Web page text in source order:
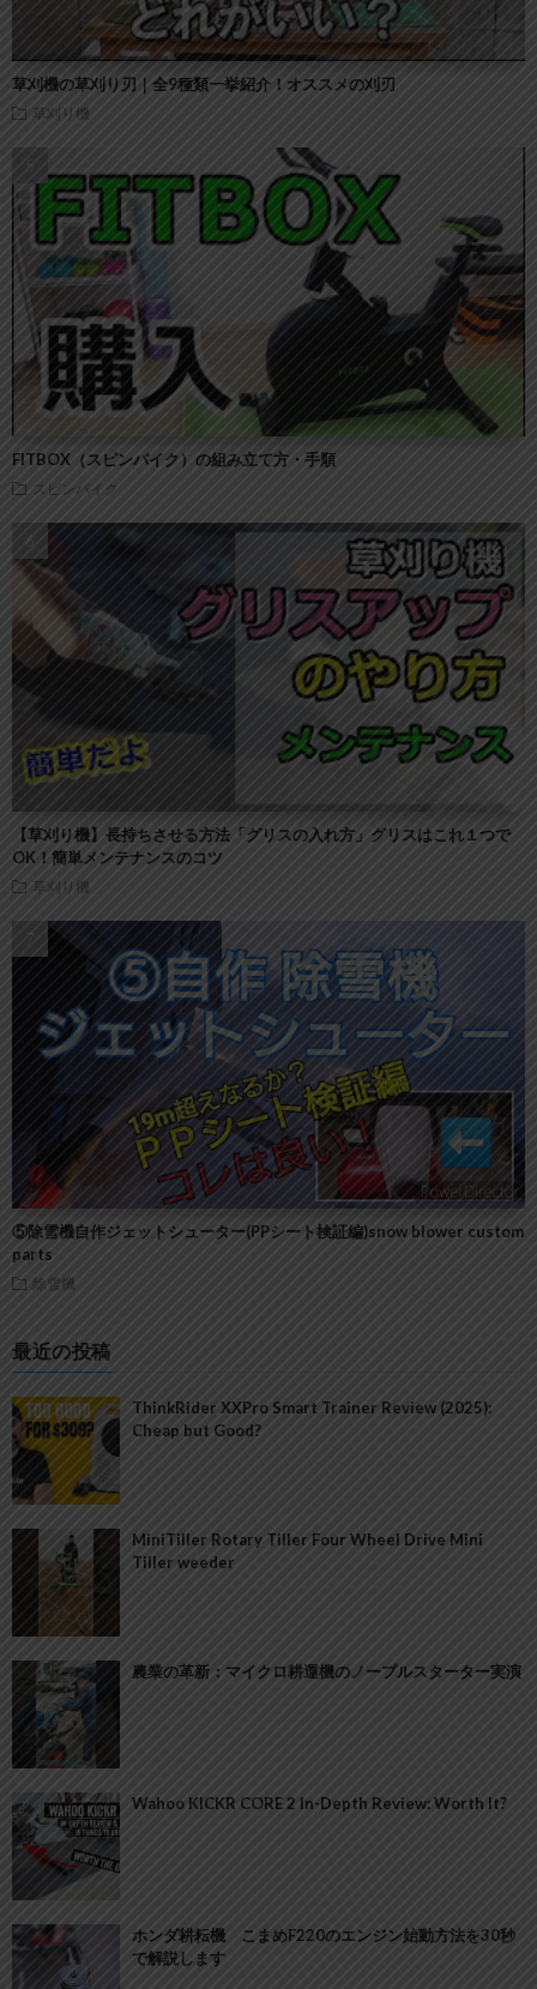
草刈機の草刈り刃｜全9種類一挙紹介！オススメの刈刃
草刈り機
FITBOX（スピンバイク）の組み立て方・手順
スピンバイク
【草刈り機】長持ちさせる方法「グリスの入れ方」グリスはこれ１つで
OK！簡単メンテナンスのコツ
草刈り機
⑤除雪機自作ジェットシューター(PPシート検証編)snow blower custom
parts
除雪機
最近の投稿
ThinkRider XXPro Smart Trainer Review (2025):
Cheap but Good?
MiniTiller Rotary Tiller Four Wheel Drive Mini
Tiller weeder
農業の革新：マイクロ耕運機のノープルスターター実演
Wahoo KICKR CORE 2 In-Depth Review: Worth It?
ホンダ耕耘機 こまめF220のエンジン始動方法を30秒
で解説します